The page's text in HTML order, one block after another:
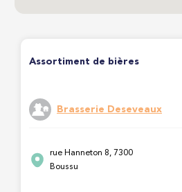
Assortiment de bières
Brasserie Deseveaux
rue Hanneton 8, 7300
Boussu